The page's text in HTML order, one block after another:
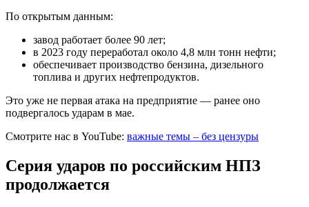
По открытым данным:
завод работает более 90 лет;
в 2023 году переработал около 4,8 млн тонн нефти;
обеспечивает производство бензина, дизельного
топлива и других нефтепродуктов.
Это уже не первая атака на предприятие — ранее оно
подвергалось ударам в мае.
Смотрите нас в YouTube: важные темы – без цензуры
Серия ударов по российским НПЗ
продолжается